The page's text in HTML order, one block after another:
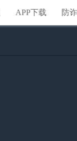
APP下载 防